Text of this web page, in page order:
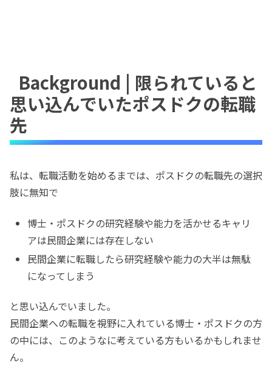
Background | 限られていると
思い込んでいたポスドクの転職
先
私は、転職活動を始めるまでは、ポスドクの転職先の選択
肢に無知で
博士・ポスドクの研究経験や能力を活かせるキャリ
アは民間企業には存在しない
民間企業に転職したら研究経験や能力の大半は無駄
になってしまう
と思い込んでいました。
民間企業への転職を視野に入れている博士・ポスドクの方
の中には、このようなに考えている方もいるかもしれませ
ん。